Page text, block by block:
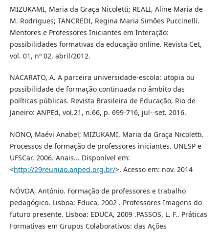
MIZUKAMI, Maria da Graça Nicoletti; REALI, Aline Maria de
M. Rodrigues; TANCREDI, Regina Maria Simões Puccinelli.
Mentores e Professores Iniciantes em Interação:
possibilidades formativas da educação online. Revista Cet,
vol. 01, nº 02, abril/2012.
NACARATO, A. A parceira universidade-escola: utopia ou
possibilidade de formação continuada no âmbito das
políticas públicas. Revista Brasileira de Educação, Rio de
Janeiro: ANPEd, vol.21, n.66, p. 699-716, jul--set. 2016.
NONO, Maévi Anabel; MIZUKAMI, Maria da Graça Nicoletti.
Processos de formação de professores iniciantes. UNESP e
UFSCar, 2006. Anais... Disponível em:
<http://29reuniao.anped.org.br/>. Acesso em: nov. 2014
NÓVOA, António. Formação de professores e trabalho
pedagógico. Lisboa: Educa, 2002 . Professores Imagens do
futuro presente. Lisboa: EDUCA, 2009 .PASSOS, L. F.. Práticas
Formativas em Grupos Colaborativos: das Ações